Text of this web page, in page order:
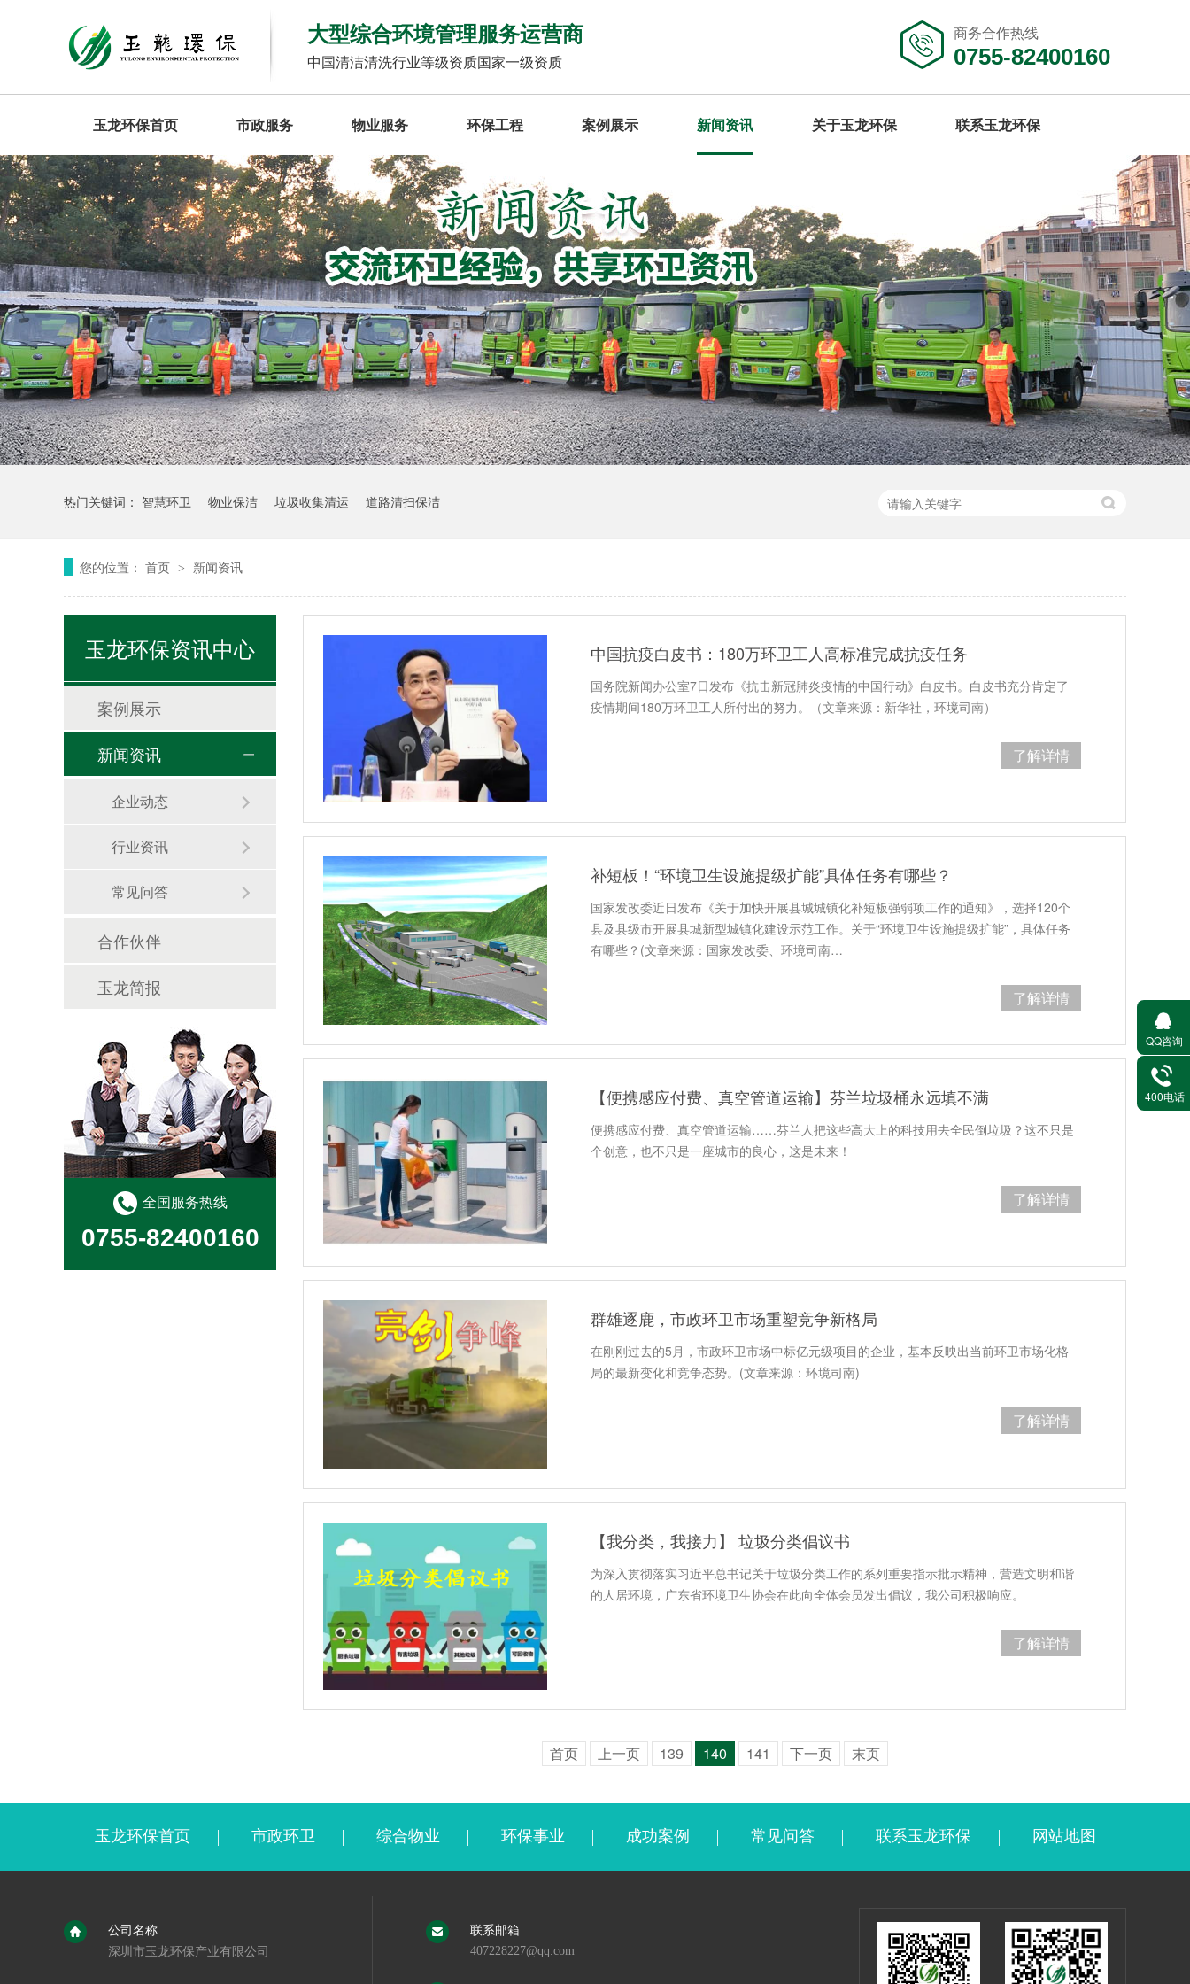
大型综合环境管理服务运营商
中国清洁清洗行业等级资质国家一级资质
商务合作热线
0755-82400160
玉龙环保首页 市政服务 物业服务 环保工程 案例展示 新闻资讯 关于玉龙环保 联系玉龙环保
热门关键词： 智慧环卫 物业保洁 垃圾收集清运 道路清扫保洁
您的位置： 首页 > 新闻资讯
中国抗疫白皮书：180万环卫工人高标准完成抗疫任务
国务院新闻办公室7日发布《抗击新冠肺炎疫情的中国行动》白皮书。白皮书充分肯定了
疫情期间180万环卫工人所付出的努力。（文章来源：新华社，环境司南）
了解详情
补短板！“环境卫生设施提级扩能”具体任务有哪些？
国家发改委近日发布《关于加快开展县城城镇化补短板强弱项工作的通知》，选择120个
县及县级市开展县城新型城镇化建设示范工作。关于“环境卫生设施提级扩能”，具体任务
有哪些？(文章来源：国家发改委、环境司南…
了解详情
【便携感应付费、真空管道运输】芬兰垃圾桶永远填不满
便携感应付费、真空管道运输……芬兰人把这些高大上的科技用去全民倒垃圾？这不只是
个创意，也不只是一座城市的良心，这是未来！
了解详情
群雄逐鹿，市政环卫市场重塑竞争新格局
在刚刚过去的5月，市政环卫市场中标亿元级项目的企业，基本反映出当前环卫市场化格
局的最新变化和竞争态势。(文章来源：环境司南)
了解详情
【我分类，我接力】 垃圾分类倡议书
为深入贯彻落实习近平总书记关于垃圾分类工作的系列重要指示批示精神，营造文明和谐
的人居环境，广东省环境卫生协会在此向全体会员发出倡议，我公司积极响应。
了解详情
首页 上一页 139 140 141 下一页 末页
玉龙环保资讯中心
案例展示
新闻资讯
企业动态
行业资讯
常见问答
合作伙伴
玉龙简报
全国服务热线
0755-82400160
玉龙环保首页 市政环卫 综合物业 环保事业 成功案例 常见问答 联系玉龙环保 网站地图
公司名称
深圳市玉龙环保产业有限公司
联系邮箱
407228227@qq.com
QQ咨询
400电话